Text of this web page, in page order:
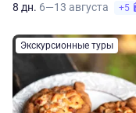
8 дн. 6—13 августа +5
Экскурсионные туры